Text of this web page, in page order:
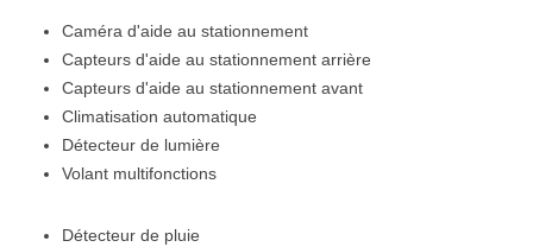
Caméra d'aide au stationnement
Capteurs d'aide au stationnement arrière
Capteurs d'aide au stationnement avant
Climatisation automatique
Détecteur de lumière
Volant multifonctions
Détecteur de pluie